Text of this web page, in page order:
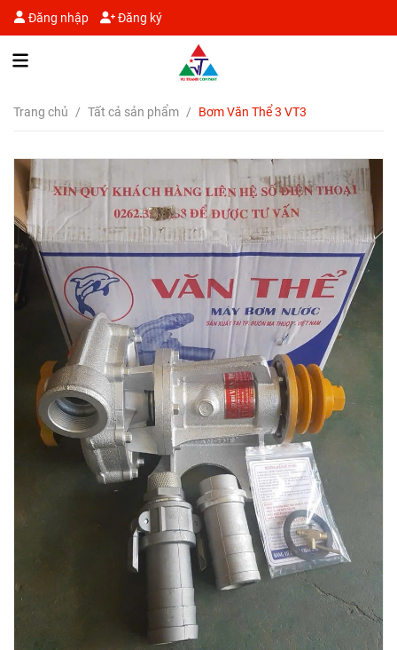
Đăng nhập Đăng ký
Trang chủ / Tất cả sản phẩm / Bơm Văn Thể 3 VT3